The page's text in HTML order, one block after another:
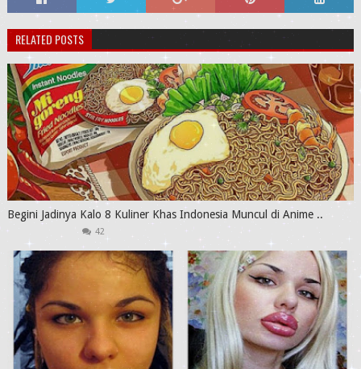
RELATED POSTS
Begini Jadinya Kalo 8 Kuliner Khas Indonesia Muncul di Anime ..
42